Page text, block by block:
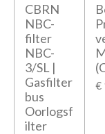
CBRN
NBC-
filter
NBC-
3/SL |
Gasfilter
bus
Oorlogsf
ilter
€